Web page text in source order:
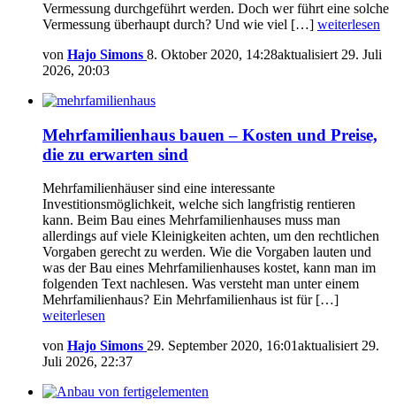
Vermessung durchgeführt werden. Doch wer führt eine solche
Vermessung überhaupt durch? Und wie viel […] weiterlesen
von Hajo Simons 8. Oktober 2020, 14:28aktualisiert 29. Juli
2026, 20:03
Mehrfamilienhaus bauen – Kosten und Preise,
die zu erwarten sind
Mehrfamilienhäuser sind eine interessante
Investitionsmöglichkeit, welche sich langfristig rentieren
kann. Beim Bau eines Mehrfamilienhauses muss man
allerdings auf viele Kleinigkeiten achten, um den rechtlichen
Vorgaben gerecht zu werden. Wie die Vorgaben lauten und
was der Bau eines Mehrfamilienhauses kostet, kann man im
folgenden Text nachlesen. Was versteht man unter einem
Mehrfamilienhaus? Ein Mehrfamilienhaus ist für […]
weiterlesen
von Hajo Simons 29. September 2020, 16:01aktualisiert 29.
Juli 2026, 22:37